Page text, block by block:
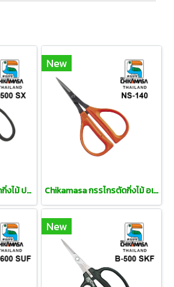
Chikamasa กรรไกรตัดกิ่งไม้ ปากแหลม
New
Chikamasa กรรไกรตัดกิ่งไม้ อเนกประสงค์
New